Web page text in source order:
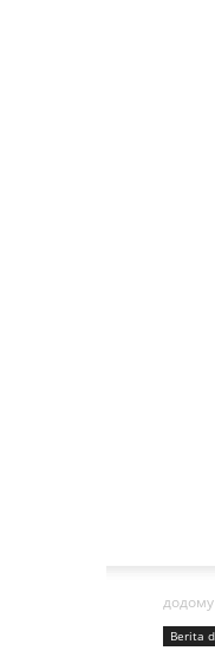
додому
Berita